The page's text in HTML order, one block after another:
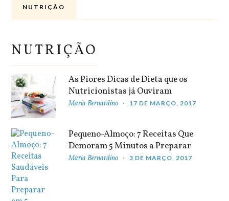
NUTRIÇÃO
NUTRIÇÃO
As Piores Dicas de Dieta que os
Nutricionistas já Ouviram
Maria Bernardino 17 DE MARÇO, 2017
Pequeno-Almoço: 7 Receitas Que
Demoram 5 Minutos a Preparar
Maria Bernardino 3 DE MARÇO, 2017